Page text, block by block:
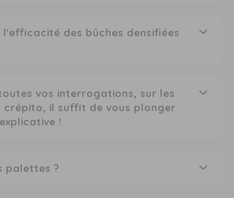
l'efficacité des bûches densifiées
vos interrogations, sur les
crépito, il suffit de vous plonger
!
palettes ?